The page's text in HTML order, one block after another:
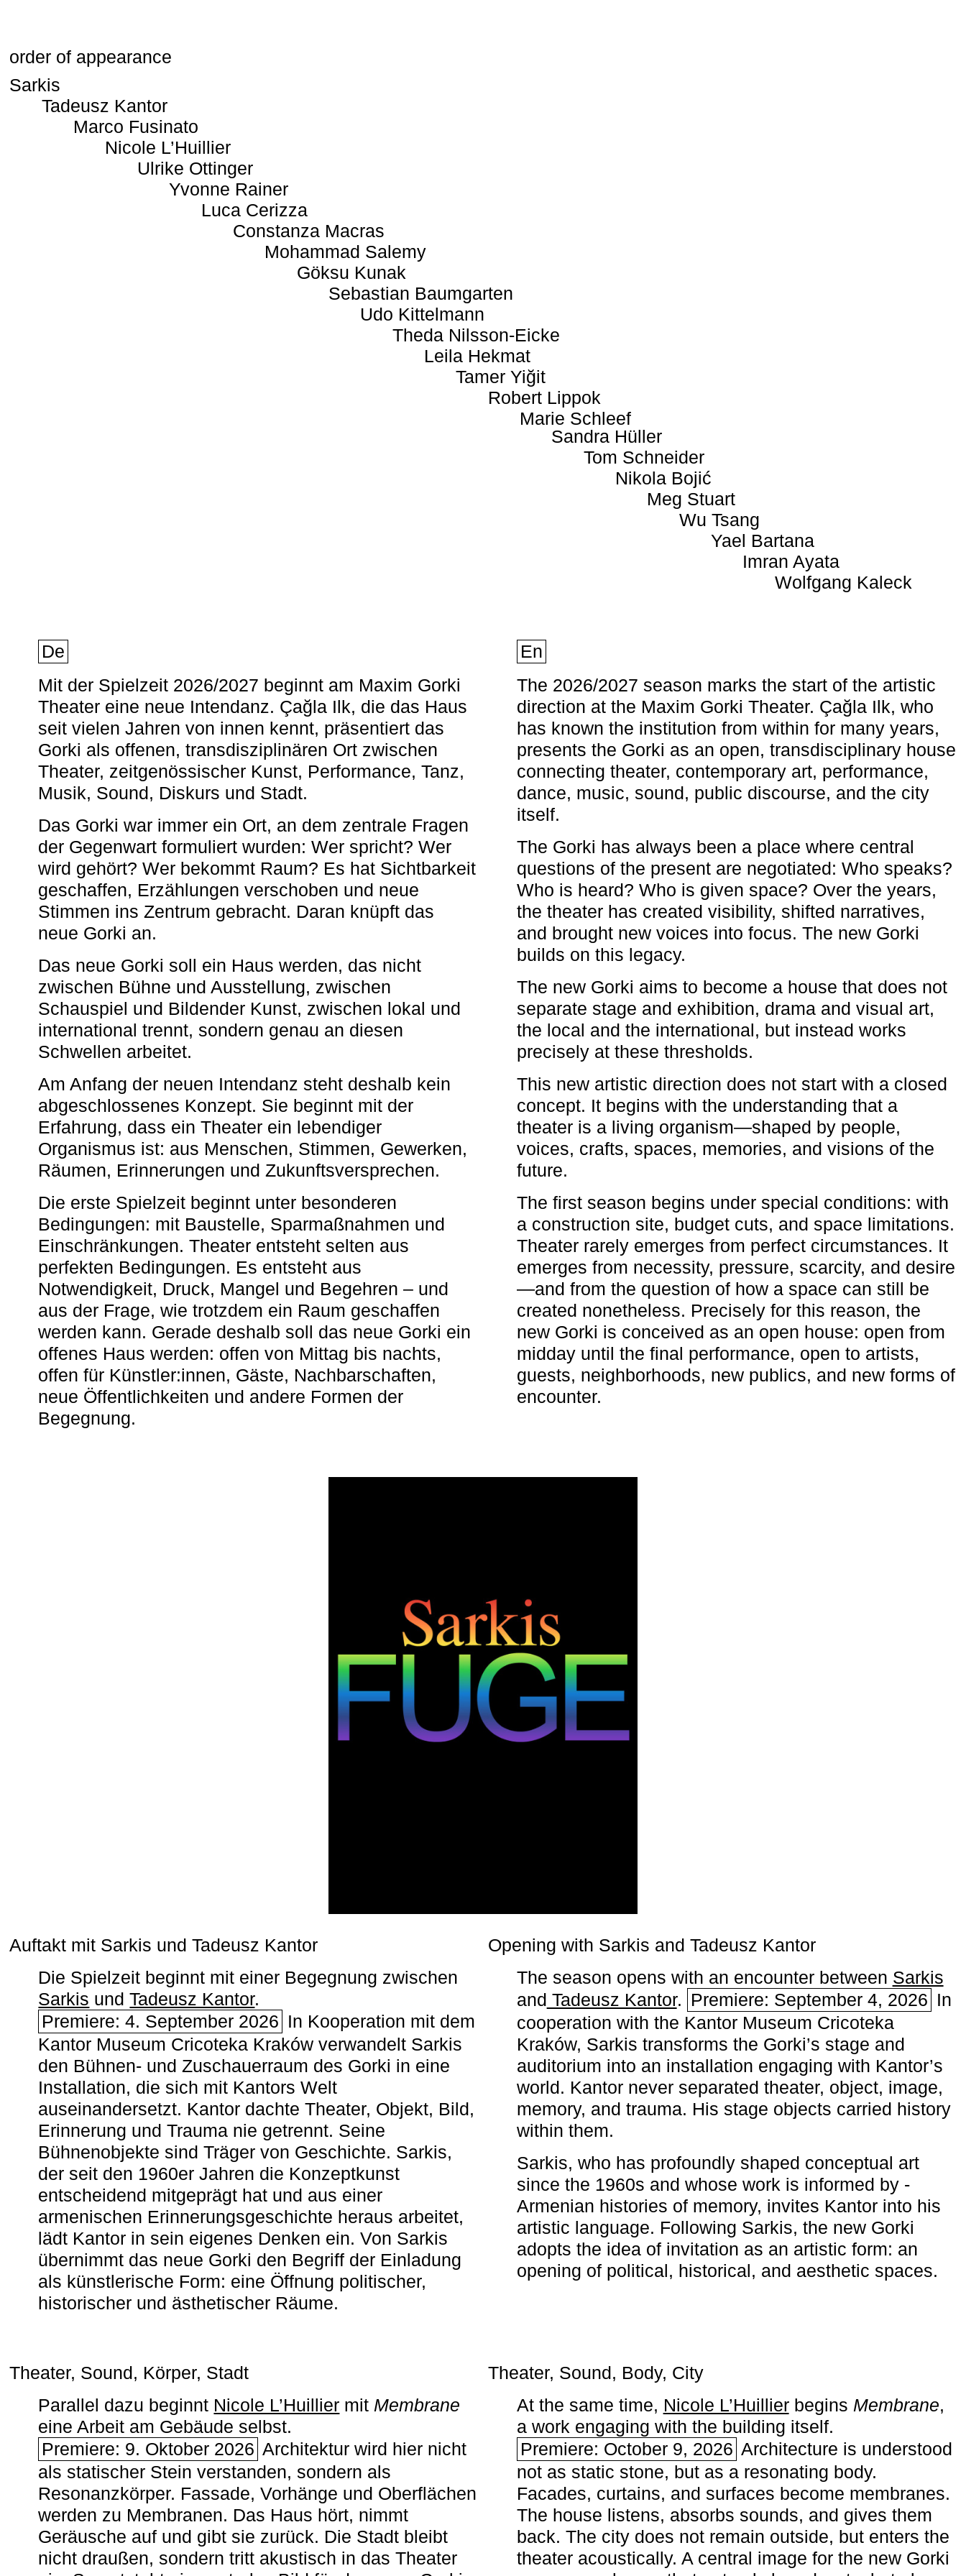
order of appearance
Sarkis
Tadeusz Kantor
Marco Fusinato
Nicole L’Huillier
Ulrike Ottinger
Yvonne Rainer
Luca Cerizza
Constanza Macras
Mohammad Salemy
Göksu Kunak
Sebastian Baumgarten
Udo Kittelmann
Theda Nilsson-Eicke
Leila Hekmat
Tamer Yiğit
Robert Lippok
Marie Schleef
Sandra Hüller
Tom Schneider
Nikola Bojić
Meg Stuart
Wu Tsang
Yael Bartana
Imran Ayata
Wolfgang Kaleck
De
Mit der Spielzeit 2026/2027 beginnt am Maxim Gorki
Theater eine neue Intendanz. Çağla Ilk, die das Haus
seit vielen Jahren von innen kennt, präsentiert das
Gorki als offenen, transdisziplinären Ort zwischen
Theater, zeitgenössischer Kunst, Performance, Tanz,
Musik, Sound, Diskurs und Stadt.
Das Gorki war immer ein Ort, an dem zentrale Fragen
der Gegenwart formuliert wurden: Wer spricht? Wer
wird gehört? Wer bekommt Raum? Es hat Sichtbarkeit
geschaffen, Erzählungen verschoben und neue
Stimmen ins Zentrum gebracht. Daran knüpft das
neue Gorki an.
Das neue Gorki soll ein Haus werden, das nicht
zwischen Bühne und Ausstellung, zwischen
Schauspiel und Bildender Kunst, zwischen lokal und
international trennt, sondern genau an diesen
Schwellen arbeitet.
Am Anfang der neuen Intendanz steht deshalb kein
abgeschlossenes Konzept. Sie beginnt mit der
Erfahrung, dass ein Theater ein lebendiger
Organismus ist: aus Menschen, Stimmen, Gewerken,
Räumen, Erinnerungen und Zukunftsversprechen.
Die erste Spielzeit beginnt unter besonderen
Bedingungen: mit Baustelle, Sparmaßnahmen und
Einschränkungen. Theater entsteht selten aus
perfekten Bedingungen. Es entsteht aus
Notwendigkeit, Druck, Mangel und Begehren – und
aus der Frage, wie trotzdem ein Raum geschaffen
werden kann. Gerade deshalb soll das neue Gorki ein
offenes Haus werden: offen von Mittag bis nachts,
offen für Künstler:innen, Gäste, Nachbarschaften,
neue Öffentlichkeiten und andere Formen der
Begegnung.
En
The 2026/2027 season marks the start of the artistic
direction at the Maxim Gorki Theater. Çağla Ilk, who
has known the institution from within for many years,
presents the Gorki as an open, transdisciplinary house
connecting theater, contemporary art, performance,
dance, music, sound, public discourse, and the city
itself.
The Gorki has always been a place where central
questions of the present are negotiated: Who speaks?
Who is heard? Who is given space? Over the years,
the theater has created visibility, shifted narratives,
and brought new voices into focus. The new Gorki
builds on this legacy.
The new Gorki aims to become a house that does not
separate stage and exhibition, drama and visual art,
the local and the international, but instead works
precisely at these thresholds.
This new artistic direction does not start with a closed
concept. It begins with the understanding that a
theater is a living organism—shaped by people,
voices, crafts, spaces, memories, and visions of the
future.
The first season begins under special conditions: with
a construction site, budget cuts, and space limitations.
Theater rarely emerges from perfect circumstances. It
emerges from necessity, pressure, scarcity, and desire
—and from the question of how a space can still be
created nonetheless. Precisely for this reason, the
new Gorki is conceived as an open house: open from
midday until the final performance, open to artists,
guests, neighborhoods, new publics, and new forms of
encounter.
Auftakt mit Sarkis und Tadeusz Kantor
Die Spielzeit beginnt mit einer Begegnung zwischen
Sarkis undTadeusz Kantor.
Premiere: 4. September 2026 In Kooperation mit dem
Kantor Museum Cricoteka Kraków verwandelt Sarkis
den Bühnen- und Zuschauerraum des Gorki in eine
Installation, die sich mit Kantors Welt
auseinandersetzt. Kantor dachte Theater, Objekt, Bild,
Erinnerung und Trauma nie getrennt. Seine
Bühnenobjekte sind Träger von Geschichte. Sarkis,
der seit den 1960er Jahren die Konzeptkunst
entscheidend mitgeprägt hat und aus einer
armenischen ­Erinnerungsgeschichte heraus arbeitet,
lädt Kantor in sein eigenes Denken ein. Von Sarkis
übernimmt das neue Gorki den Begriff der Einladung
als künstlerische Form: eine Öffnung politischer,
historischer und ästhetischer Räume.
Opening with Sarkis and Tadeusz Kantor
The season opens with an encounter between Sarkis
and Tadeusz Kantor. Premiere: September 4, 2026 In
cooperation with the ­Kantor Museum Cricoteka
Kraków, Sarkis transforms the Gorki’s stage and
auditorium into an installation engaging with Kantor’s
world. Kantor never separated theater, object, image,
memory, and trauma. His stage objects carried history
within them.
Sarkis, who has profoundly shaped conceptual art
since the 1960s and whose work is informed by ­
Armenian histories of memory, invites Kantor into his
artistic language. Following Sarkis, the new Gorki
adopts the idea of invitation as an artistic form: an
opening of political, historical, and aesthetic spaces.
Theater, Sound, Körper, Stadt
Parallel dazu beginnt Nicole L’Huillier mit ­ Membrane
eine Arbeit am Gebäude selbst.
Premiere: 9. Oktober 2026 Architektur wird hier nicht
als statischer Stein verstanden, sondern als
Resonanzkörper. Fassade, Vorhänge und Oberflächen
werden zu Membranen. Das Haus hört, nimmt
Geräusche auf und gibt sie zurück. Die Stadt bleibt
nicht draußen, sondern tritt akustisch in das Theater
Theater, Sound, Body, City
At the same time, Nicole L’Huillierbegins ­ Membrane,
a work engaging with the building itself.
Premiere: October 9, 2026 Architecture is understood
not as static stone, but as a resonating body.
Facades, curtains, and surfaces become membranes.
The house listens, absorbs sounds, and gives them
back. The city does not remain outside, but enters the
theater acoustically. A central image for the new Gorki